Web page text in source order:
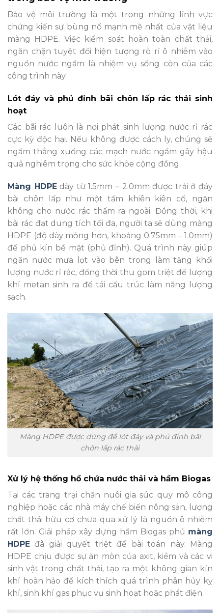
Bảo vệ môi trường là một trong những lĩnh vực
chứng kiến sự bùng nổ mạnh mẽ nhất của vật liệu
màng HDPE. Việc kiểm soát hoàn toàn chất thải,
ngăn chặn tuyệt đối hiện tượng rò rỉ ô nhiễm vào
nguồn nước ngầm là nhiệm vụ sống còn của các
công trình này.
Lót đáy và phủ đỉnh bãi chôn lấp rác thải sinh
hoạt
Các bãi rác luôn là nơi phát sinh lượng nước rỉ rác
cực kỳ độc hại. Nếu không được cách ly, chúng sẽ
ngấm thẳng xuống các mạch nước ngầm gây hậu
quả nghiêm trọng cho sức khỏe cộng đồng.
Màng HDPEdày từ 1.5mm – 2.0mm được trải ở đáy
bãi chôn lấp như một tấm khiên kiên cố, ngăn
không cho nước rác thấm ra ngoài. Đồng thời, khi
bãi rác đạt dung tích tối đa, người ta sẽ dùng màng
HDPE (độ dày mỏng hơn, khoảng 0.75mm – 1.0mm)
để phủ kín bề mặt (phủ đỉnh). Quá trình này giúp
ngăn nước mưa lọt vào bên trong làm tăng khối
lượng nước rỉ rác, đồng thời thu gom triệt để lượng
khí metan sinh ra để tái cấu trúc làm năng lượng
sạch.
Màng HDPE được dùng để lót đáy và phủ đỉnh bãi
chôn lấp rác thải
Xử lý hệ thống hồ chứa nước thải và hầm Biogas
Tại các trang trại chăn nuôi gia súc quy mô công
nghiệp hoặc các nhà máy chế biến nông sản, lượng
chất thải hữu cơ chưa qua xử lý là nguồn ô nhiễm
rất lớn. Giải pháp xây dựng hầm Biogas phủ màng
HDPE đã giải quyết triệt để bài toán này. Màng
HDPE chịu được sự ăn mòn của axit, kiềm và các vi
sinh vật trong chất thải, tạo ra một không gian kín
khí hoàn hảo để kích thích quá trình phân hủy kỵ
khí, sinh khí gas phục vụ sinh hoạt hoặc phát điện.